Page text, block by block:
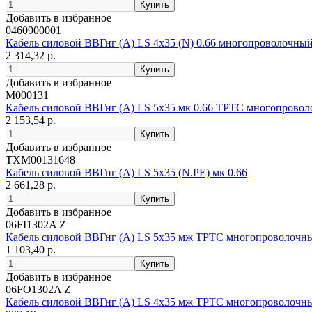
Добавить в избранное
0460900001
Кабель силовой ВВГнг (А) LS 4х35 (N) 0.66 многопроволочный
2 314,32 р.
Добавить в избранное
М000131
Кабель силовой ВВГнг (А) LS 5х35 мк 0.66 ТРТС
2 153,54 р.
Добавить в избранное
ТХМ00131648
Кабель силовой ВВГнг (А) LS 5x35 (N.PE) мк 0.66
2 661,28 р.
Добавить в избранное
06FI1302A Z
Кабель силовой ВВГнг (А) LS 5х35 мж ТРТС
1 103,40 р.
Добавить в избранное
06FO1302A Z
Кабель силовой ВВГнг (А) LS 4х35 мж ТРТС